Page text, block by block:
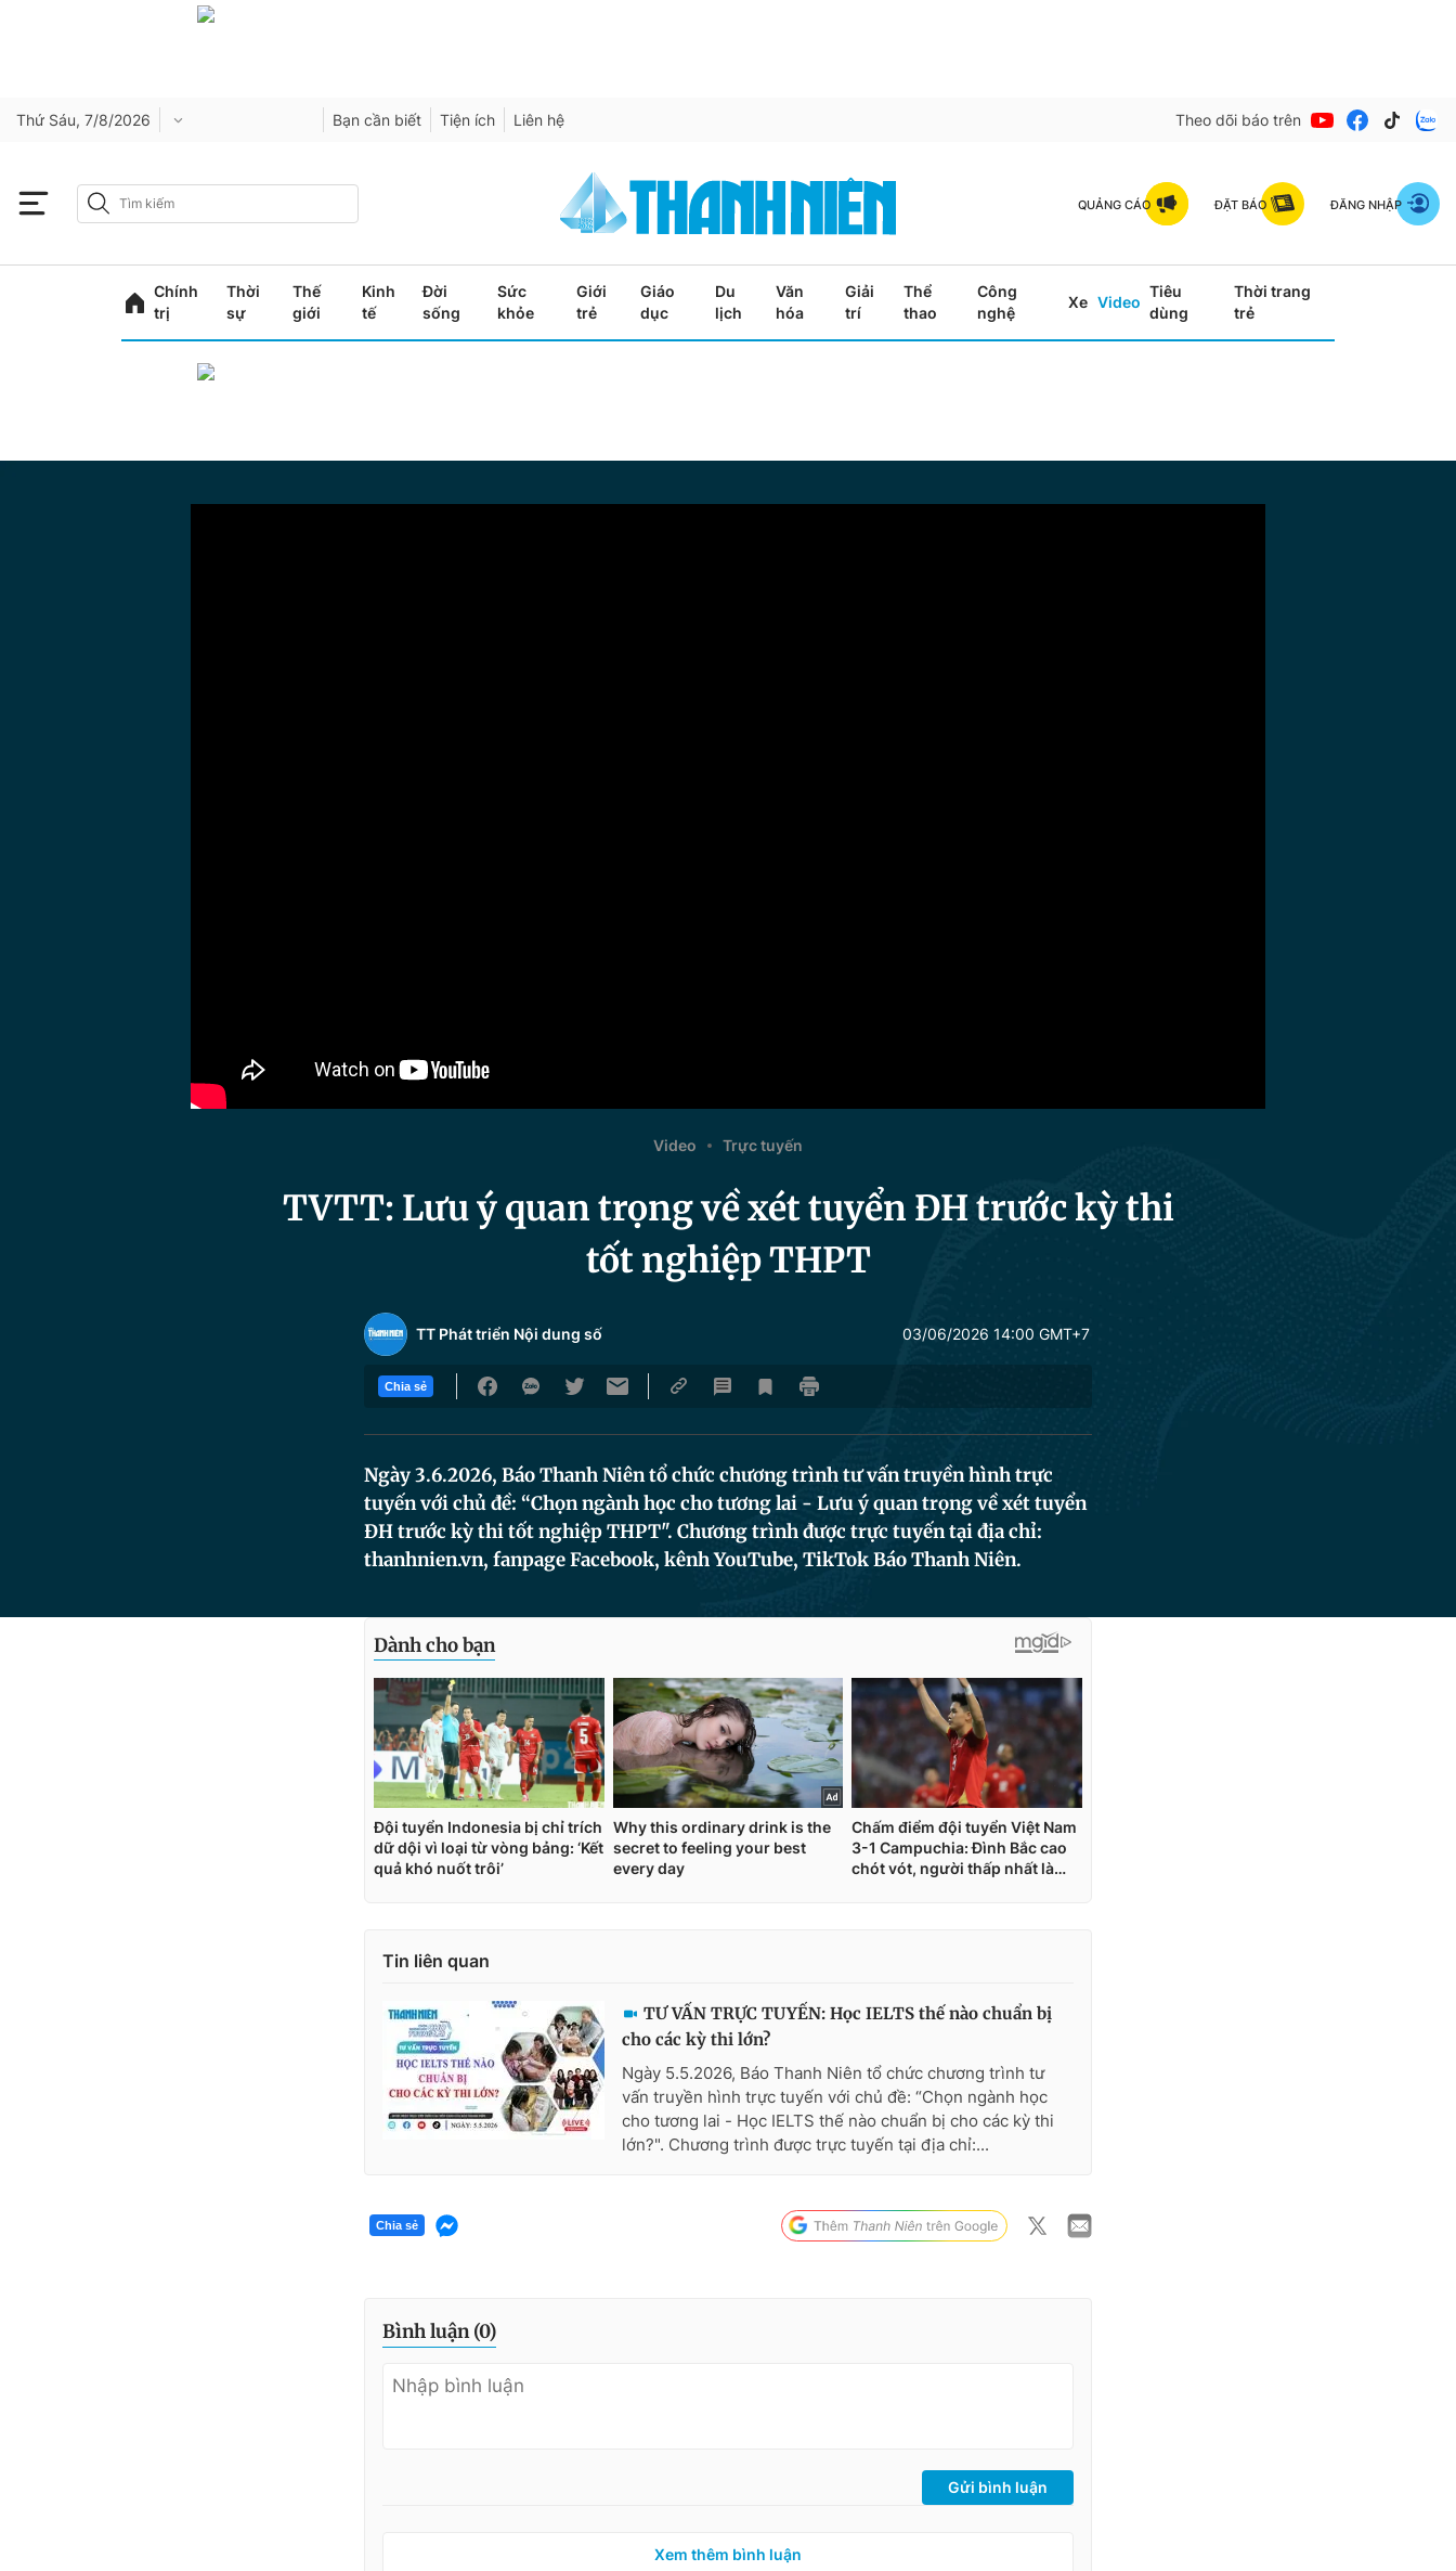
Thứ Sáu, 7/8/2026 Bạn cần biết Tiện ích Liên hệ Theo dõi báo trên
QUẢNG CÁO ĐẶT BÁO ĐĂNG NHẬP
Chính
trị
Thời
sự
Thế
giới
Kinh
tế
Đời
sống
Sức
khỏe
Giới
trẻ
Giáo
dục
Du
lịch
Văn
hóa
Giải
trí
Thể
thao
Công
nghệ
Xe Video
Tiêu
dùng
Thời trang
trẻ
Video Trực tuyến
TVTT: Lưu ý quan trọng về xét tuyển ĐH trước kỳ thi
tốt nghiệp THPT
TT Phát triển Nội dung số 03/06/2026 14:00 GMT+7
Chia sẻ
Ngày 3.6.2026, Báo Thanh Niên tổ chức chương trình tư vấn truyền hình trực
tuyến với chủ đề: “Chọn ngành học cho tương lai - Lưu ý quan trọng về xét tuyển
ĐH trước kỳ thi tốt nghiệp THPT". Chương trình được trực tuyến tại địa chỉ:
thanhnien.vn, fanpage Facebook, kênh YouTube, TikTok Báo Thanh Niên.
Tin liên quan
TƯ VẤN TRỰC TUYẾN: Học IELTS thế nào chuẩn bị
cho các kỳ thi lớn?
Ngày 5.5.2026, Báo Thanh Niên tổ chức chương trình tư
vấn truyền hình trực tuyến với chủ đề: “Chọn ngành học
cho tương lai - Học IELTS thế nào chuẩn bị cho các kỳ thi
lớn?". Chương trình được trực tuyến tại địa chỉ:...
Chia sẻ
Bình luận (0)
Gửi bình luận
Xem thêm bình luận